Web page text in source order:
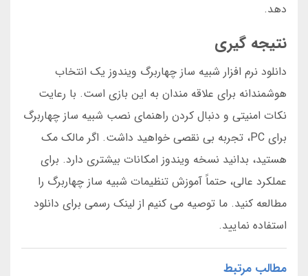
دهد.
نتیجه گیری
دانلود نرم افزار شبیه ساز چهاربرگ ویندوز یک انتخاب
هوشمندانه برای علاقه مندان به این بازی است. با رعایت
نکات امنیتی و دنبال کردن راهنمای نصب شبیه ساز چهاربرگ
برای PC، تجربه بی نقصی خواهید داشت. اگر مالک مک
هستید، بدانید نسخه ویندوز امکانات بیشتری دارد. برای
عملکرد عالی، حتماً آموزش تنظیمات شبیه ساز چهاربرگ را
مطالعه کنید. ما توصیه می کنیم از لینک رسمی برای دانلود
استفاده نمایید.
مطالب مرتبط